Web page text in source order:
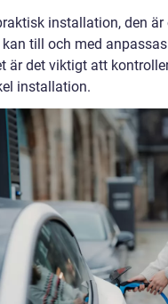
installation, den
till och med
är det viktigt att
installation.